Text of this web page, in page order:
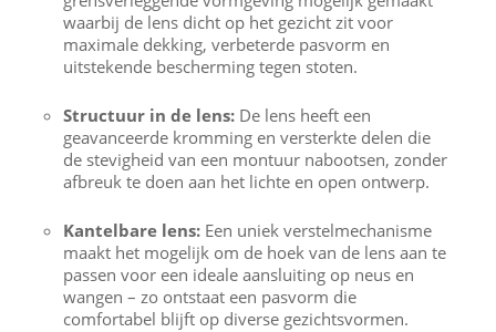
waarbij de lens dicht op het gezicht zit voor
maximale dekking, verbeterde pasvorm en
uitstekende bescherming tegen stoten.
Structuur in de lens: De lens heeft een
geavanceerde kromming en versterkte delen die
de stevigheid van een montuur nabootsen, zonder
afbreuk te doen aan het lichte en open ontwerp.
Kantelbare lens: Een uniek verstelmechanisme
maakt het mogelijk om de hoek van de lens aan te
passen voor een ideale aansluiting op neus en
wangen – zo ontstaat een pasvorm die
comfortabel blijft op diverse gezichtsvormen.